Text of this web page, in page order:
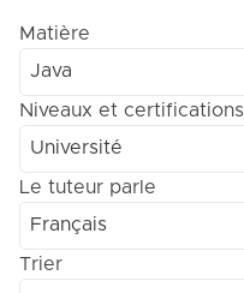
Matière
Java
Niveaux et certifications
Université
Le tuteur parle
Français
Trier